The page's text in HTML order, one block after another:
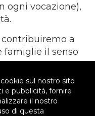
sul nostro sito
e pubblicità, fornire
il nostro
di questa
ogni vocazione),
contribuiremo a
famiglie il senso
perché siano
educano, con
Dio.